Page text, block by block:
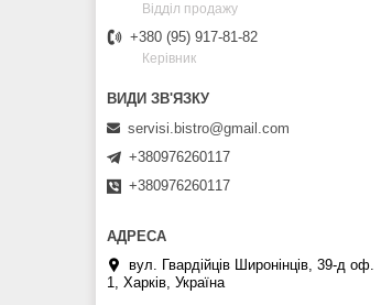
Відділ продажу
+380 (95) 917-81-82
Керівник
servisi.bistro@gmail.com
+380976260117
+380976260117
вул. Гвардійців Широнінців, 39-д оф.
1, Харків, Україна